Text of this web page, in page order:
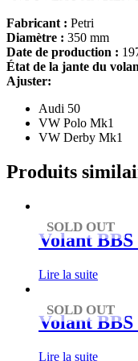
Fabricant : Petri
Diamètre : 350 mm
Date de production :
État de la jante du
Ajuster:
Audi 50
VW Polo Mk1
VW Derby Mk1
Produits
SOLD OUT
Volant BBS
Lire la suite
SOLD OUT
Volant BBS
Lire la suite